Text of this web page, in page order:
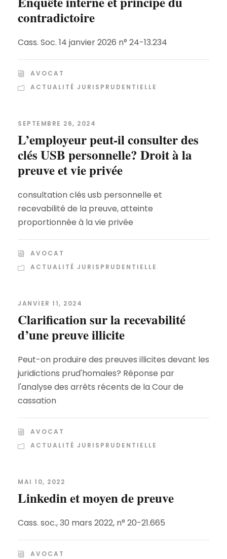
contradictoire
Cass. Soc. 14 janvier 2026 n° 24-13.234
AVOCAT
ACTUALITÉ JURISPRUDENTIELLE
SEPTEMBRE 26, 2024
L’employeur peut-il consulter des
clés USB personnelle? Droit à la
preuve et vie privée
consultation clés usb personnelle et
recevabilité de la preuve, atteinte
proportionnée à la vie privée
AVOCAT
ACTUALITÉ JURISPRUDENTIELLE
JANVIER 11, 2024
Clarification sur la recevabilité
d’une preuve illicite
Peut-on produire des preuves illicites devant les
juridictions prud'homales? Réponse par
l'analyse des arrêts récents de la Cour de
cassation
AVOCAT
ACTUALITÉ JURISPRUDENTIELLE
MAI 10, 2022
Linkedin et moyen de preuve
Cass. soc., 30 mars 2022, n° 20-21.665
AVOCAT